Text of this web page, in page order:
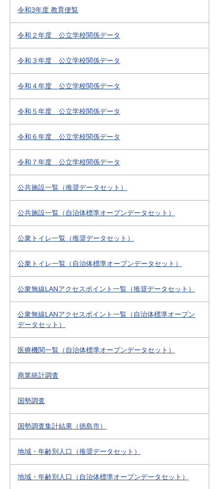
令和3年度 教育便覧
令和２年度 公立学校関係データ
令和３年度 公立学校関係データ
令和４年度 公立学校関係データ
令和５年度 公立学校関係データ
令和６年度 公立学校関係データ
令和７年度 公立学校関係データ
公共施設一覧（推奨データセット）
公共施設一覧（自治体標準オープンデータセット）
公衆トイレ一覧（推奨データセット）
公衆トイレ一覧（自治体標準オープンデータセット）
公衆無線LANアクセスポイント一覧（推奨データセット）
公衆無線LANアクセスポイント一覧（自治体標準オープン
データセット）
医療機関一覧（自治体標準オープンデータセット）
商業統計調査
国勢調査
国勢調査集計結果（徳島市）
地域・年齢別人口（推奨データセット）
地域・年齢別人口（自治体標準オープンデータセット）